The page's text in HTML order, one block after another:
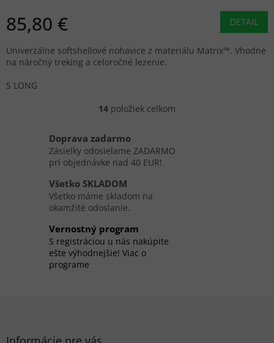
85,80 € DETAIL
Univerzálne softshellové nohavice z materiálu Matrix™. Vhodné
na náročný treking a celoročné lezenie.
S LONG
O
á
d
i
r
v
k
14 položiek celkom
Doprava zadarmo
Zásielky odosielame ZADARMO
pri objednávke nad 40 EUR!
Všetko SKLADOM
Všetko máme skladom na
okamžité odoslanie.
Vernostný program
S registráciou u nás nakúpite
ešte výhodnejšie! Viac o
programe